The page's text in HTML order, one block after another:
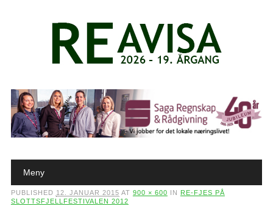
Main menu
Meny
PUBLISHED 12. JANUAR 2015 AT 900 × 600 IN
RE-FJES PÅ
SLOTTSFJELLFESTIVALEN 2012